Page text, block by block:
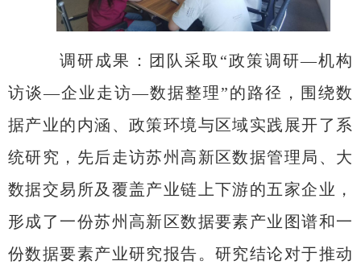
调研成果 ： 团队采取 “政策调研—机构
访谈—企业走访—数据整理”的路径，围绕数
据产业的内涵、政策环境与区域实践展开了系
统研究，先后走访苏州高新区数据管理局、大
数据交易所及覆盖产业链上下游的五家企业，
形成了一份苏州高新区数据要素产业图谱和一
份数据要素产业研究报告。研究结论对于推动